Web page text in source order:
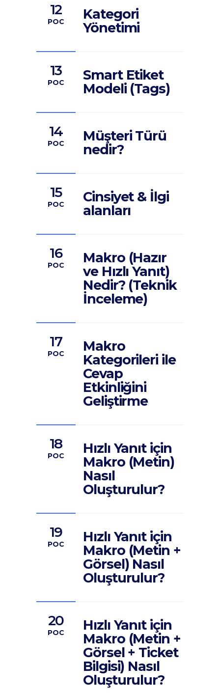
12
POC
Kategori
Yönetimi
13
POC
Smart Etiket
Modeli (Tags)
14
POC
Müşteri Türü
nedir?
15
POC
Cinsiyet & İlgi
alanları
16
POC
Makro (Hazır
ve Hızlı Yanıt)
Nedir? (Teknik
İnceleme)
17
POC
Makro
Kategorileri ile
Cevap
Etkinliğini
Geliştirme
18
POC
Hızlı Yanıt için
Makro (Metin)
Nasıl
Oluşturulur?
19
POC
Hızlı Yanıt için
Makro (Metin +
Görsel) Nasıl
Oluşturulur?
20
POC
Hızlı Yanıt için
Makro (Metin +
Görsel + Ticket
Bilgisi) Nasıl
Oluşturulur?